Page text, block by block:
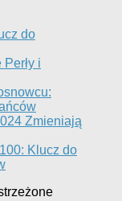
do
i
Zmieniają
Klucz do